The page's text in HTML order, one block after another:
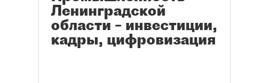
Ленинградской
области – инвестиции,
кадры, цифровизация